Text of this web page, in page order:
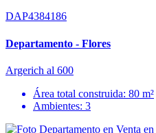
DAP4384186
Departamento - Flores
Argerich al 600
Área total construida: 80 m²
Ambientes: 3